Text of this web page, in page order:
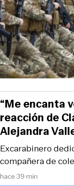
hace 39 min
Excarabinero
compañera de
“Me encanta
reacción de
Alejandra